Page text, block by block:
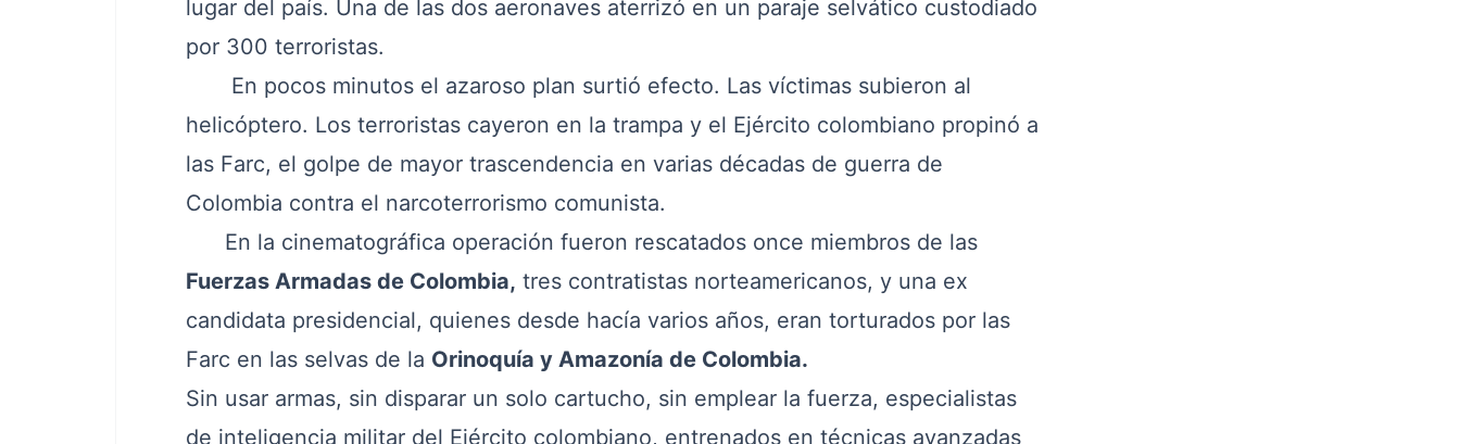
lugar del país. Una de las dos aeronaves aterrizó en un paraje selvático custodiado
por 300 terroristas.
En pocos minutos el azaroso plan surtió efecto. Las víctimas subieron al
helicóptero. Los terroristas cayeron en la trampa y el Ejército colombiano propinó a
las Farc, el golpe de mayor trascendencia en varias décadas de guerra de
Colombia contra el narcoterrorismo comunista.
En la cinematográfica operación fueron rescatados once miembros de las
Fuerzas Armadas de Colombia, tres contratistas norteamericanos, y una ex
candidata presidencial, quienes desde hacía varios años, eran torturados por las
Farc en las selvas de la Orinoquía y Amazonía de Colombia.
Sin usar armas, sin disparar un solo cartucho, sin emplear la fuerza, especialistas
de inteligencia militar del Ejército colombiano, entrenados en técnicas avanzadas